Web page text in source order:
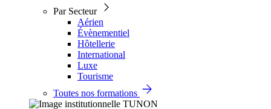
Par Secteur
Aérien
Évènementiel
Hôtellerie
International
Luxe
Tourisme
Toutes nos formations